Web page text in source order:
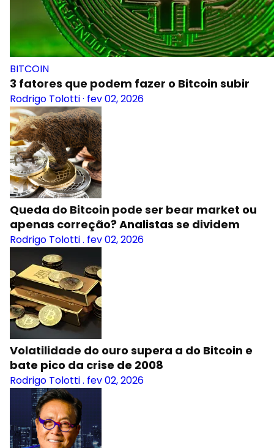
BITCOIN
3 fatores que podem fazer o Bitcoin subir
Rodrigo Tolotti· fev 02, 2026
Queda do Bitcoin pode ser bear market ou
apenas correção? Analistas se dividem
Rodrigo Tolotti. fev 02, 2026
Volatilidade do ouro supera a do Bitcoin e
bate pico da crise de 2008
Rodrigo Tolotti. fev 02, 2026